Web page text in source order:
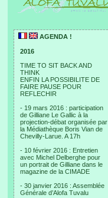
AGENDA !
2016
TIME TO SIT BACK AND
THINK
ENFIN LA POSSIBILITE DE
FAIRE PAUSE POUR
REFLECHIR
- 19 mars 2016 : participation
de Gilliane Le Gallic à la
projection-débat organisée par
la Médiathèque Boris Vian de
Chevilly-Larue. A 17h
- 10 février 2016 : Entretien
avec Michel Delberghe pour
un portrait de Gilliane dans le
magazine de la CIMADE
- 30 janvier 2016 : Assemblée
Générale d’Alofa Tuvalu